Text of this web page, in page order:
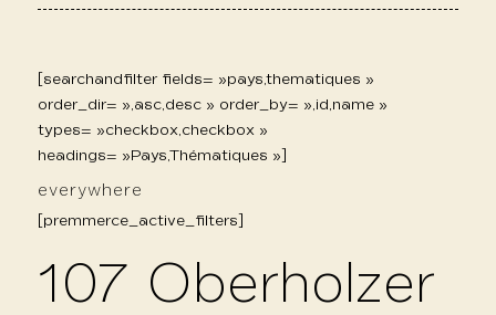
[searchandfilter fields= »pays,thematiques »
order_dir= »,asc,desc » order_by= »,id,name »
types= »checkbox,checkbox »
headings= »Pays,Thématiques »]
everywhere
[premmerce_active_filters]
107 Oberholzer